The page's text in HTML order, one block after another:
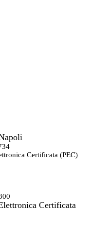
Certificata (PEC)
Certificata